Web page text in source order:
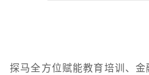
探马全方位赋能教育培训、